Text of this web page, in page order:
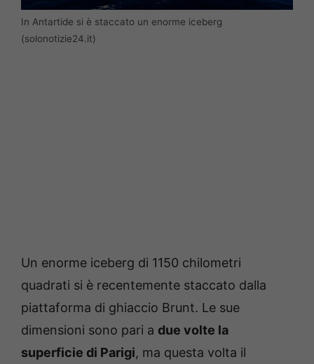
In Antartide si è staccato un enorme iceberg
(solonotizie24.it)
Un enorme iceberg di 1150 chilometri
quadrati si è recentemente staccato dalla
piattaforma di ghiaccio Brunt. Le sue
dimensioni sono pari a due volte la
superficie di Parigi, ma questa volta il